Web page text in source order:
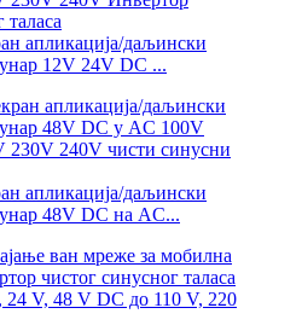
апликација/даљински
12V 24V DC ...
апликација/даљински
48V DC на AC...